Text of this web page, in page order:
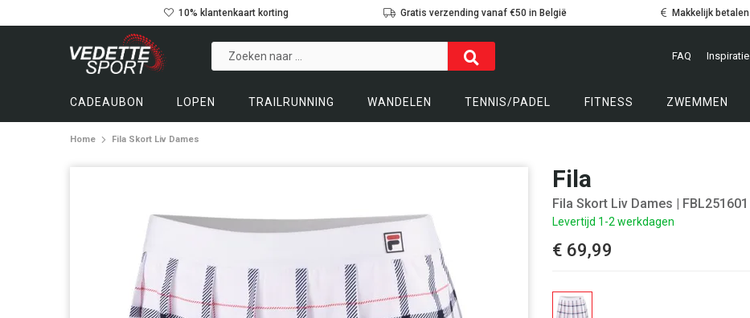
10% klantenkaart korting Gratis verzending vanaf €50 in België Makkelijk betalen
FAQ Inspiratie
CADEAUBON LOPEN TRAILRUNNING WANDELEN TENNIS/PADEL FITNESS ZWEMMEN
Home Fila Skort Liv Dames
Fila
Fila Skort Liv Dames | FBL251601
Levertijd 1-2 werkdagen
€ 69,99